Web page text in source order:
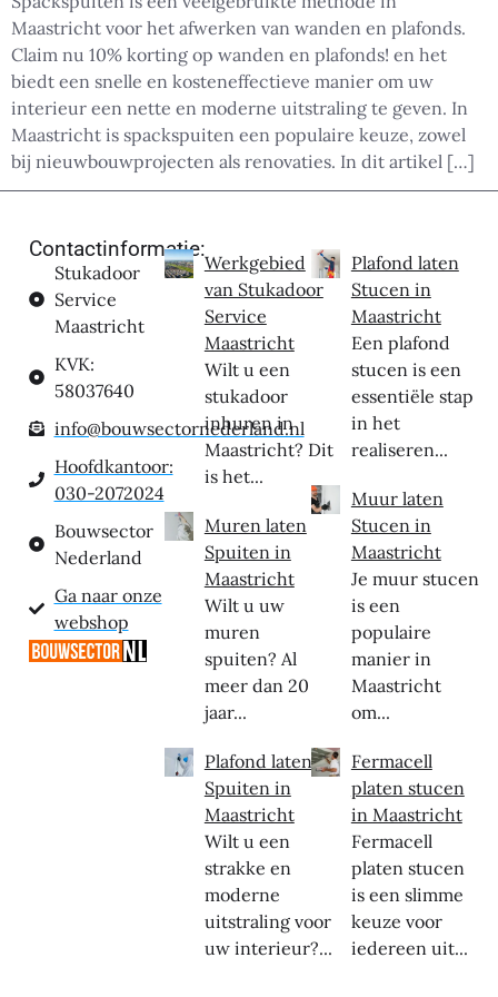
Maastricht voor het afwerken van wanden en plafonds.
Claim nu 10% korting op wanden en plafonds! en het
biedt een snelle en kosteneffectieve manier om uw
interieur een nette en moderne uitstraling te geven. In
Maastricht is spackspuiten een populaire keuze, zowel
bij nieuwbouwprojecten als renovaties. In dit artikel […]
Contactinformatie:
Stukadoor
Service
Maastricht
KVK:
58037640
info@bouwsectornederland.nl
Hoofdkantoor:
030-2072024
Bouwsector
Nederland
Ga naar onze
webshop
Werkgebied
van Stukadoor
Service
Maastricht
Wilt u een
stukadoor
inhuren in
Maastricht? Dit
is het...
Muren laten
Spuiten in
Maastricht
Wilt u uw
muren
spuiten? Al
meer dan 20
jaar...
Plafond laten
Spuiten in
Maastricht
Wilt u een
strakke en
moderne
uitstraling voor
uw interieur?...
Plafond laten
Stucen in
Maastricht
Een plafond
stucen is een
essentiële stap
in het
realiseren...
Muur laten
Stucen in
Maastricht
Je muur stucen
is een
populaire
manier in
Maastricht
om...
Fermacell
platen stucen
in Maastricht
Fermacell
platen stucen
is een slimme
keuze voor
iedereen uit...